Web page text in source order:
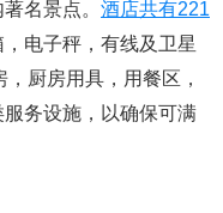
名景点。 酒店共有221
电子秤，有线及卫星
厨房用具，用餐区，
务设施，以确保可满